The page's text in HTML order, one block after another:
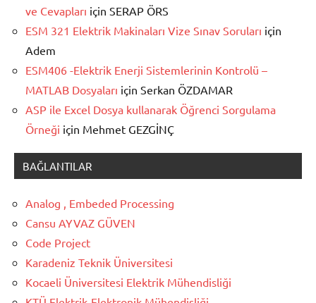
ve Cevapları için SERAP ÖRS
ESM 321 Elektrik Makinaları Vize Sınav Soruları için
Adem
ESM406 -Elektrik Enerji Sistemlerinin Kontrolü –
MATLAB Dosyaları için Serkan ÖZDAMAR
ASP ile Excel Dosya kullanarak Öğrenci Sorgulama
Örneği için Mehmet GEZGİNÇ
BAĞLANTILAR
Analog , Embeded Processing
Cansu AYVAZ GÜVEN
Code Project
Karadeniz Teknik Üniversitesi
Kocaeli Üniversitesi Elektrik Mühendisliği